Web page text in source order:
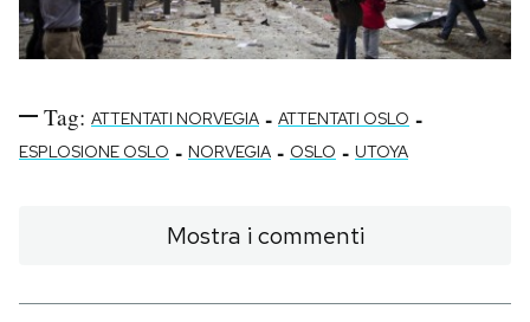
Tag: ATTENTATI NORVEGIA - ATTENTATI OSLO -
ESPLOSIONE OSLO - NORVEGIA - OSLO - UTOYA
Mostra i commenti